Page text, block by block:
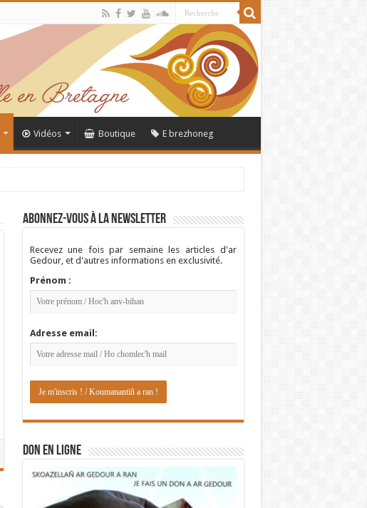
Vidéos Boutique E brezhoneg
Abonnez-vous à la newsletter
Recevez une fois par semaine les articles d'ar
Gedour, et d'autres informations en exclusivité.
Prénom :
Adresse email:
DON EN LIGNE